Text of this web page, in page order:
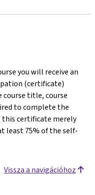
you will receive an
(certificate)
course title, course
to complete the
certificate merely
least 75% of the self-
Vissza a navigációhoz